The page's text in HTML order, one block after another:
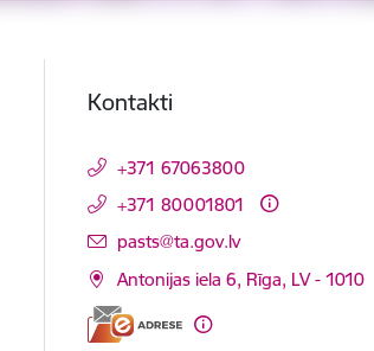
Kontakti
+371 67063800
+371 80001801
E-pasts:
pasts@ta.gov.lv
Antonijas iela 6, Rīga, LV - 1010